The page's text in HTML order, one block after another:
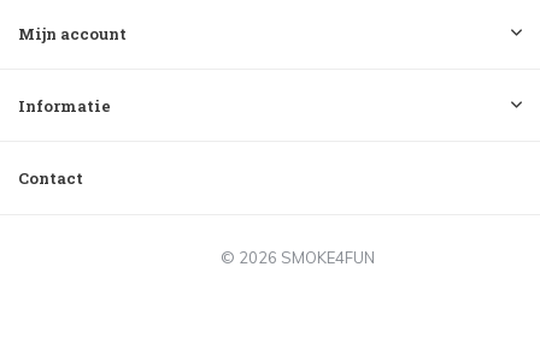
Mijn account
Informatie
Contact
© 2026 SMOKE4FUN